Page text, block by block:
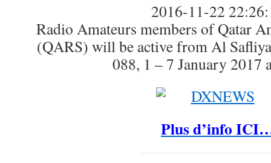
2016-11-22
Radio Amateurs members of Qatar
(QARS) will be active from Al
088, 1 – 7 January 2017
Plus d’info